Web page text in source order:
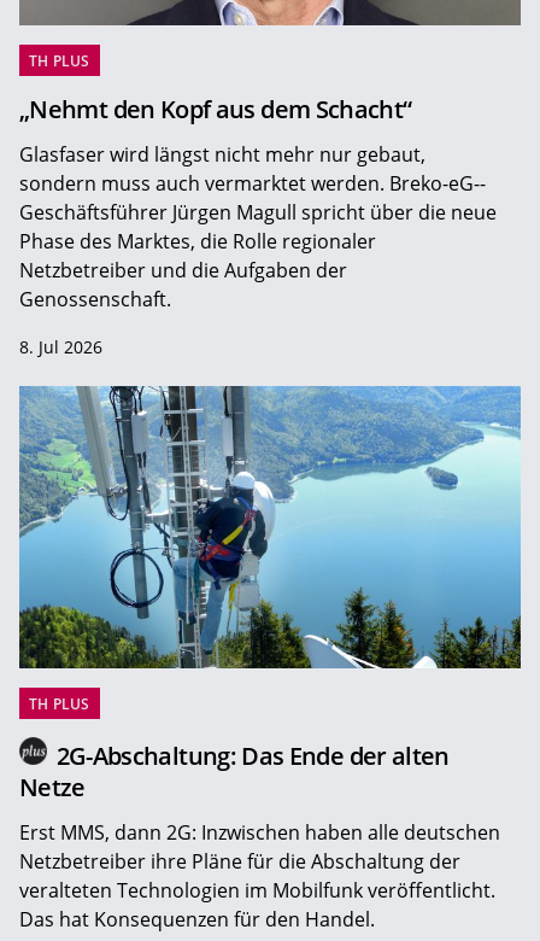
TH PLUS
„Nehmt den Kopf aus dem Schacht“
Glasfaser wird längst nicht mehr nur gebaut,
sondern muss auch vermarktet werden. Breko-eG-­
Geschäftsführer Jürgen Magull spricht über die neue
Phase des Marktes, die Rolle regionaler
Netzbetreiber und die Aufgaben der
Genossenschaft.
8. Jul 2026
TH PLUS
2G-Abschaltung: Das Ende der alten
Netze
Erst MMS, dann 2G: Inzwischen haben alle deutschen
Netzbetreiber ihre Pläne für die Abschaltung der
veralteten Technologien im Mobilfunk veröffentlicht.
Das hat Konsequenzen für den Handel.